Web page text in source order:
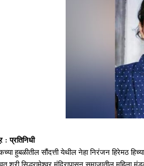
: प्रतिनिधी
हुबळीतील सौंदत्ती येथील नेहा निरंजन हिरेमठ